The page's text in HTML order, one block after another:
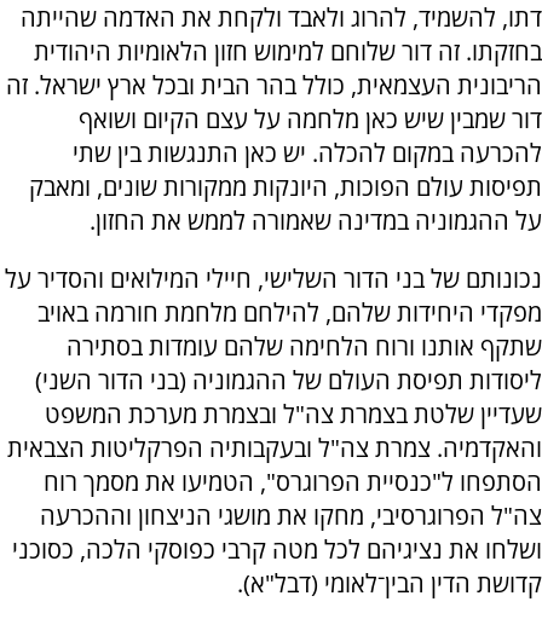
דתו, להשמיד, להרוג ולאבד ולקחת את האדמה שהייתה
בחזקתו. זה דור שלוחם למימוש חזון הלאומיות היהודית
הריבונית העצמאית, כולל בהר הבית ובכל ארץ ישראל. זה
דור שמבין שיש כאן מלחמה על עצם הקיום ושואף
להכרעה במקום להכלה. יש כאן התנגשות בין שתי
תפיסות עולם הפוכות, היונקות ממקורות שונים, ומאבק
על ההגמוניה במדינה שאמורה לממש את החזון.
נכונותם של בני הדור השלישי, חיילי המילואים והסדיר על
מפקדי היחידות שלהם, להילחם מלחמת חורמה באויב
שתקף אותנו ורוח הלחימה שלהם עומדות בסתירה
ליסודות תפיסת העולם של ההגמוניה (בני הדור השני)
שעדיין שלטת בצמרת צה"ל ובצמרת מערכת המשפט
והאקדמיה. צמרת צה"ל ובעקבותיה הפרקליטות הצבאית
הסתפחו ל"כנסיית הפרוגרס", הטמיעו את מסמך רוח
צה"ל הפרוגרסיבי, מחקו את מושגי הניצחון וההכרעה
ושלחו את נציגיהם לכל מטה קרבי כפוסקי הלכה, כסוכני
קדושת הדין הבין־לאומי (דבל"א).